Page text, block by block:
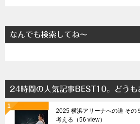
なんでも検索してね～
24時間の人気記事BEST10。どうも
2025 横浜アリーナへの道 その
考える（56 view）